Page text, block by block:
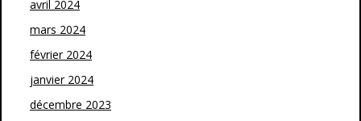
avril 2024
mars 2024
février 2024
janvier 2024
décembre 2023